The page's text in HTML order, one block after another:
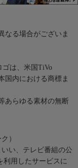
なる場合がございま
ゴは、米国TiVo
国内における商標ま
あらゆる素材の無断
）
いい、テレビ番組の公
利用したサービスに